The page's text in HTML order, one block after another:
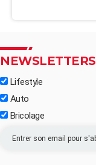
NEWSLETTERS
Lifestyle
Auto
Bricolage